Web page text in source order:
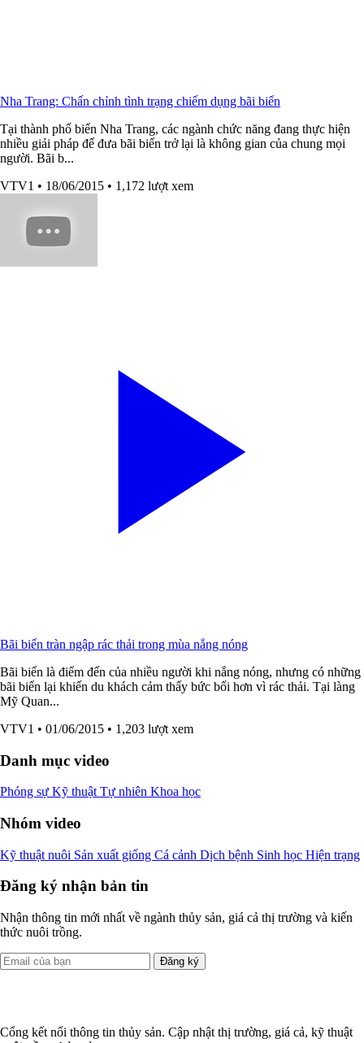
Nha Trang: Chấn chỉnh tình trạng chiếm dụng bãi biển
Tại thành phố biển Nha Trang, các ngành chức năng đang thực hiện
nhiều giải pháp để đưa bãi biển trở lại là không gian của chung mọi
người. Bãi b...
VTV1 • 18/06/2015 • 1,172 lượt xem
Bãi biển tràn ngập rác thải trong mùa nắng nóng
Bãi biển là điểm đến của nhiều người khi nắng nóng, nhưng có những
bãi biển lại khiến du khách cảm thấy bức bối hơn vì rác thải. Tại làng
Mỹ Quan...
VTV1 • 01/06/2015 • 1,203 lượt xem
Danh mục video
Phóng sự Kỹ thuật Tự nhiên Khoa học
Nhóm video
Kỹ thuật nuôi Sản xuất giống Cá cảnh Dịch bệnh Sinh học Hiện trạng
Đăng ký nhận bản tin
Nhận thông tin mới nhất về ngành thủy sản, giá cả thị trường và kiến
thức nuôi trồng.
Đăng ký
Cổng kết nối thông tin thủy sản. Cập nhật thị trường, giá cả, kỹ thuật